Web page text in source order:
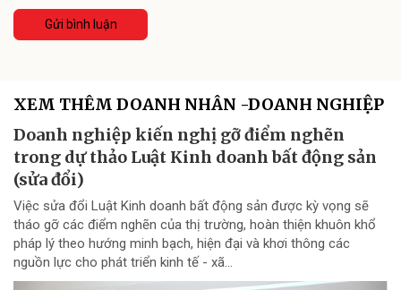
Gửi bình luận
XEM THÊM DOANH NHÂN -DOANH NGHIỆP
Doanh nghiệp kiến nghị gỡ điểm nghẽn
trong dự thảo Luật Kinh doanh bất động sản
(sửa đổi)
Việc sửa đổi Luật Kinh doanh bất động sản được kỳ vọng sẽ
tháo gỡ các điểm nghẽn của thị trường, hoàn thiện khuôn khổ
pháp lý theo hướng minh bạch, hiện đại và khơi thông các
nguồn lực cho phát triển kinh tế - xã...